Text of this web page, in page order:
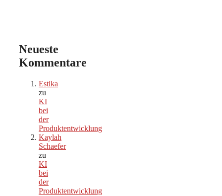
Neueste
Kommentare
Estika
zu
KI
bei
der
Produktentwicklung
Kaylah
Schaefer
zu
KI
bei
der
Produktentwicklung